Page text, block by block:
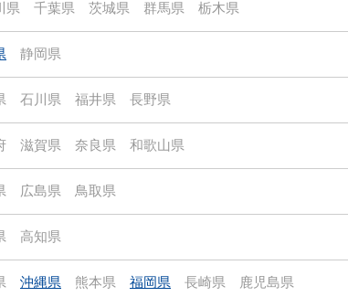
県 千葉県 茨城県 群馬県 栃木県
静岡県
石川県 福井県 長野県
滋賀県 奈良県 和歌山県
広島県 鳥取県
高知県
沖縄県 熊本県 福岡県 長崎県 鹿児島県